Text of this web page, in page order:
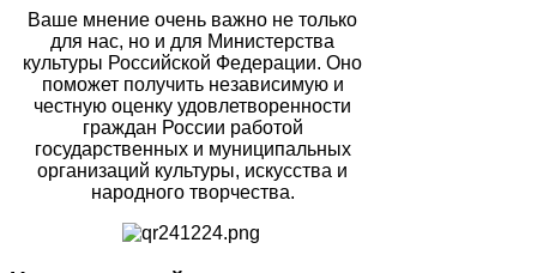
Ваше мнение очень важно не только
для нас, но и для Министерства
культуры Российской Федерации. Оно
поможет получить независимую и
честную оценку удовлетворенности
граждан России работой
государственных и муниципальных
организаций культуры, искусства и
народного творчества.